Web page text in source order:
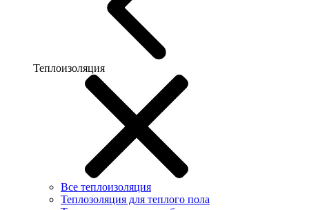
Теплоизоляция
Все теплоизоляция
Теплозоляция для теплого пола